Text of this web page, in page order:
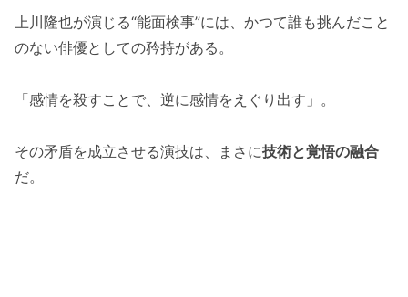
上川隆也が演じる“能面検事”には、かつて誰も挑んだこと
のない俳優としての矜持がある。
「感情を殺すことで、逆に感情をえぐり出す」。
その矛盾を成立させる演技は、まさに技術と覚悟の融合
だ。